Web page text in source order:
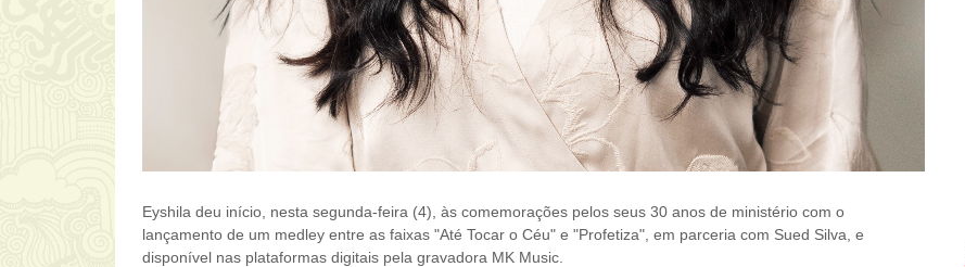
Eyshila deu início, nesta segunda-feira (4), às comemorações pelos seus 30 anos de ministério com o
lançamento de um medley entre as faixas "Até Tocar o Céu" e "Profetiza", em parceria com Sued Silva, e
disponível nas plataformas digitais pela gravadora MK Music.